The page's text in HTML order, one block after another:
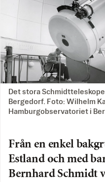
Det stora
Bergedorf. Foto: Wilhelm
Hamburgobservatoriet i
Från en enkel
Estland och med
Bernhard Schmidt